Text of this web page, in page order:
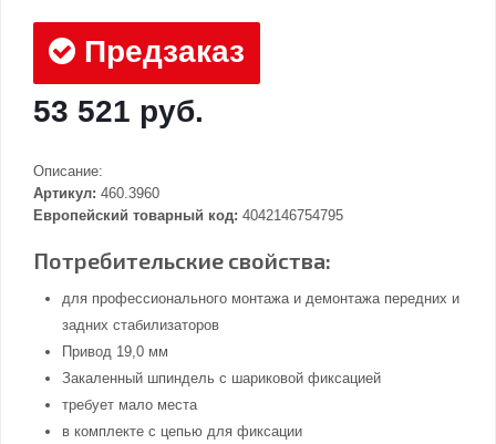
Предзаказ
53 521 руб.
Описание:
Артикул: 460.3960
Европейский товарный код: 4042146754795
Потребительские свойства:
для профессионального монтажа и демонтажа передних и
задних стабилизаторов
Привод 19,0 мм
Закаленный шпиндель с шариковой фиксацией
требует мало места
в комплекте с цепью для фиксации